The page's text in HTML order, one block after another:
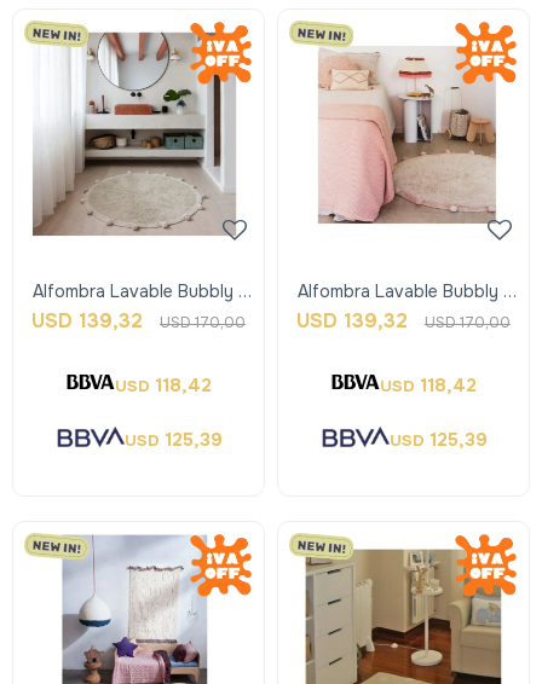
Alfombra Lavable Bubbly -
Oliva - Lorena Canals
USD 139,32 USD170,00
USD 118,42
USD 125,39
Alfombra Lavable Bubbly -
Nude Y Rosa - Lorena
USD 139,32 USD170,00
USD 118,42
USD 125,39